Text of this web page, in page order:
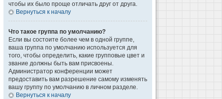
чтобы их было проще отличать друг от друга.
Вернуться к началу
Что такое группа по умолчанию?
Если вы состоите более чем в одной группе,
ваша группа по умолчанию используется для
того, чтобы определить, какие групповые цвет и
звание должны быть вам присвоены.
Администратор конференции может
предоставить вам разрешение самому изменять
вашу группу по умолчанию в личном разделе.
Вернуться к началу